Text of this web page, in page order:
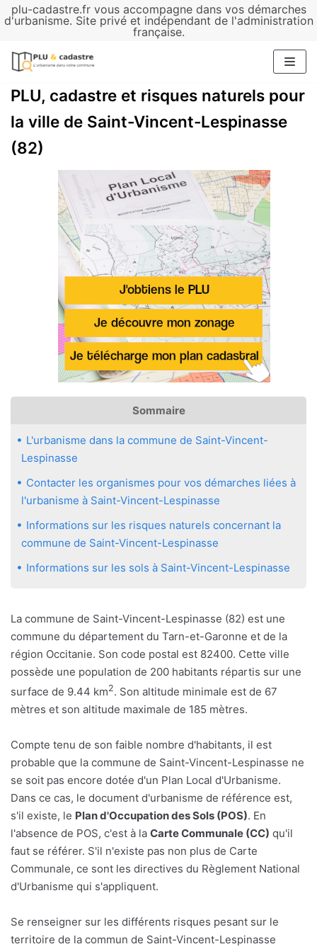
plu-cadastre.fr vous accompagne dans vos démarches
d'urbanisme. Site privé et indépendant de l'administration
française.
Aller
contenu
PLU, cadastre et risques naturels pour
la ville de Saint-Vincent-Lespinasse
(82)
Sommaire
L'urbanisme dans la commune de Saint-Vincent-
Lespinasse
Contacter les organismes pour vos démarches liées à
l'urbanisme à Saint-Vincent-Lespinasse
Informations sur les risques naturels concernant la
commune de Saint-Vincent-Lespinasse
Informations sur les sols à Saint-Vincent-Lespinasse
La commune de Saint-Vincent-Lespinasse (82) est une
commune du département du Tarn-et-Garonne et de la
région Occitanie. Son code postal est 82400. Cette ville
possède une population de 200 habitants répartis sur une
surface de 9.44 km2. Son altitude minimale est de 67
mètres et son altitude maximale de 185 mètres.
Compte tenu de son faible nombre d'habitants, il est
probable que la commune de Saint-Vincent-Lespinasse ne
se soit pas encore dotée d'un Plan Local d'Urbanisme.
Dans ce cas, le document d'urbanisme de référence est,
s'il existe, le Plan d'Occupation des Sols (POS). En
l'absence de POS, c'est à la Carte Communale (CC) qu'il
faut se référer. S'il n'existe pas non plus de Carte
Communale, ce sont les directives du Règlement National
d'Urbanisme qui s'appliquent.
Se renseigner sur les différents risques pesant sur le
territoire de la commun de Saint-Vincent-Lespinasse